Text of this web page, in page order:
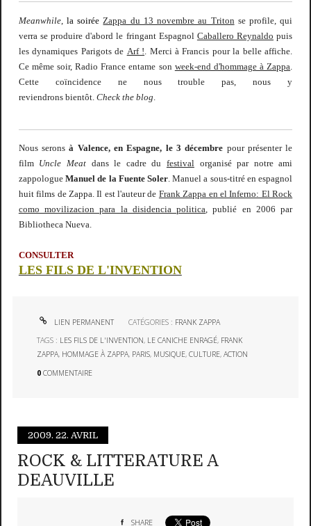
Meanwhile,la soirée Zappa du 13 novembre au Triton se profile, qui
verra se produire d'abord le fringant Espagnol Caballero Reynaldo puis
les dynamiques Parigots de Arf ! . Merci à Francis pour la belle affiche.
Ce même soir, Radio France entame son week-end d'hommage à Zappa
Cette coïncidence ne nous trouble pas, nous y
reviendrons bientôt. Check the blog
Nous seronsà Valence, en Espagne, le 3 décembre pour présenter le
film Uncle Meat dans le cadre du festival organisé par notre ami
zappologueManuel de la Fuente Soler. Manuel a sous-titré en espagnol
huit films de Zappa. Il est l'auteur de Frank Zappa en el Inferno: El Rock
como movilizacion para la disidencia politica, publié en 2006 par
Bibliotheca Nueva.
CONSULTER
LES FILS DE L'INVENTION
LIEN PERMANENT CATÉGORIES : FRANK ZAPPA
TAGS : LES FILS DE L'INVENTION, LE CANICHE ENRAGÉ, FRANK
ZAPPA, HOMMAGE À ZAPPA, PARIS, MUSIQUE,CULTURE,ACTION
0 COMMENTAIRE
2009. 22. AVRIL
ROCK & LITTERATURE A
DEAUVILLE
SHARE